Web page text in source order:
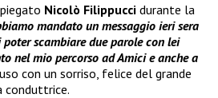
Nicolò Filippucci durante la
mandato un messaggio ieri sera
scambiare due parole con lei
nel mio percorso ad Amici e anche a
con un sorriso, felice del grande
conduttrice.